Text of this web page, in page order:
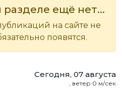
разделе ещё нет...
на сайте не
появятся.
Сегодня, 07 августа
, ветер 0 м/сек